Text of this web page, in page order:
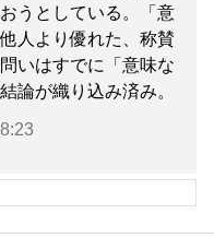
うとしている。「意
人より優れた、称賛
いはすでに「意味な
論が織り込み済み。